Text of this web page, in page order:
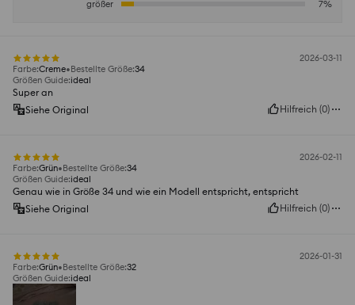
größer
7%
2026-03-11
Farbe:Creme Bestellte Größe:34
Größen Guide:ideal
Super an
Siehe Original
Hilfreich (0)
2026-02-11
Farbe:Grün Bestellte Größe:34
Größen Guide:ideal
Genau wie in Größe 34 und wie ein Modell entspricht, entspricht
Siehe Original
Hilfreich (0)
2026-01-31
Farbe:Grün Bestellte Größe:32
Größen Guide:ideal